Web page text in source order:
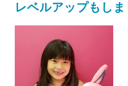
レベルアップもしま